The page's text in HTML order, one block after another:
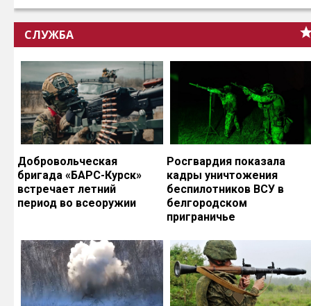
СЛУЖБА
Добровольческая
бригада «БАРС-Курск»
встречает летний
период во всеоружии
Росгвардия показала
кадры уничтожения
беспилотников ВСУ в
белгородском
приграничье